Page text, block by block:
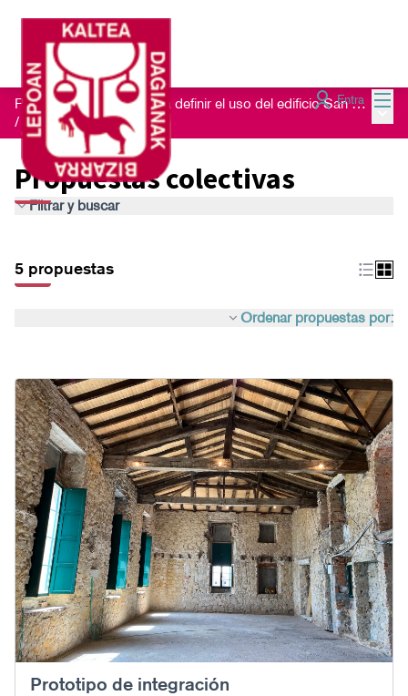
Entra
Proceso de escucha para definir el uso del edificio San Nikolas 23
/ Propuestas colectivas
Propuestas colectivas
Filtrar y buscar
5 propuestas
Ordenar propuestas por:
Prototipo de integración